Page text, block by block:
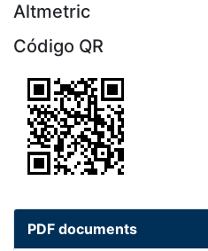
Altmetric
Código QR
PDF documents